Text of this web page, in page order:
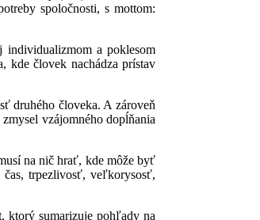
spoločnosti, s mottom:
individualizmom a poklesom
kde človek nachádza prístav
druhého človeka. A zároveň
vzájomného dopĺňania
na nič hrať, kde môže byť
čas, trpezlivosť, veľkorysosť,
ktorý sumarizuje pohľady na